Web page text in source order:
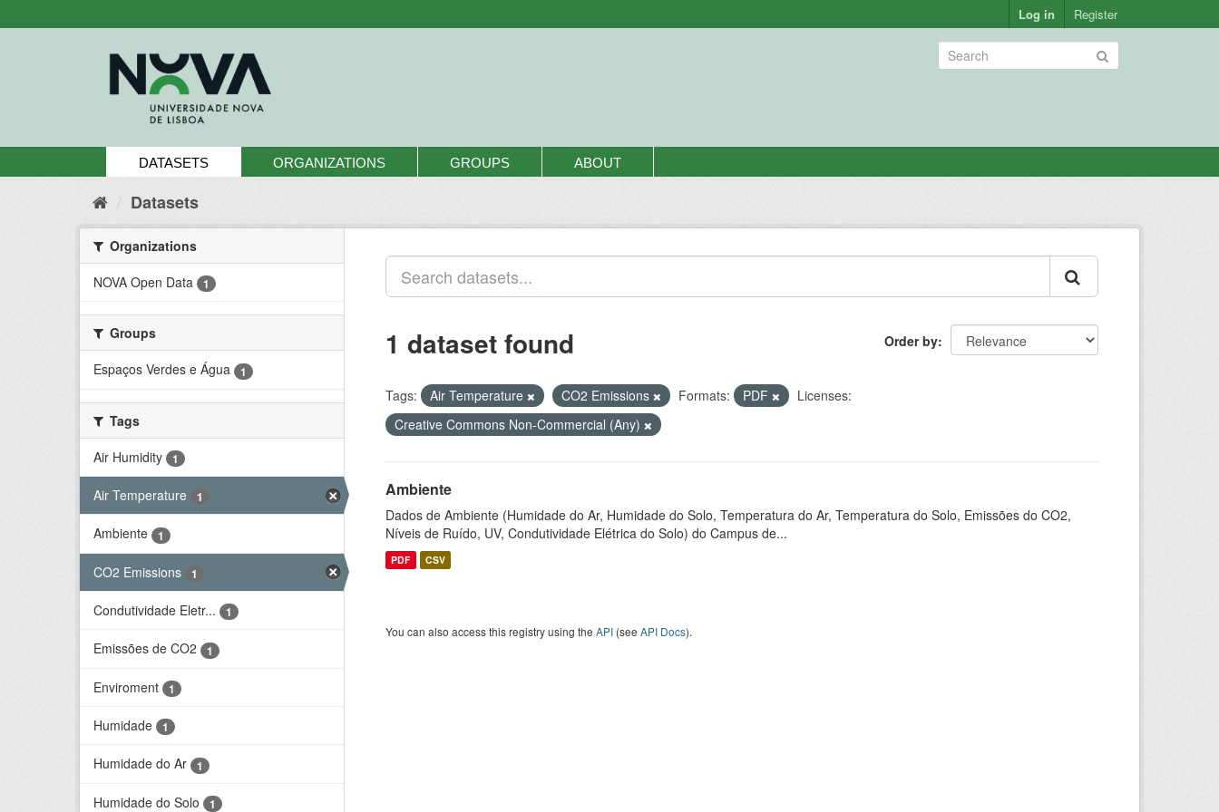
to
Log in Register
DATASETS ORGANIZATIONS GROUPS ABOUT
Datasets
Organizations
NOVA Open Data
1
Groups
Espaços Verdes e Água
1
Tags
Air Humidity
1
Air Temperature 1
Ambiente 1
CO2 Emissions 1
Condutividade Eletr... 1
Emissões de CO2 1
Enviroment 1
Humidade 1
Humidade do Ar 1
Humidade do Solo 1
Order by
1 dataset found
Tags: Air Temperature CO2 Emissions Formats: PDF
Licenses:
Creative Commons Non-Commercial (Any)
Ambiente
Dados de Ambiente (Humidade do Ar, Humidade do Solo, Temperatura do Ar, Temperatura do Solo, Emissões do CO2,
Níveis de Ruído, UV, Condutividade Elétrica do Solo) do Campus de...
PDF CSV
You can also access this registry using the API (see API Docs).